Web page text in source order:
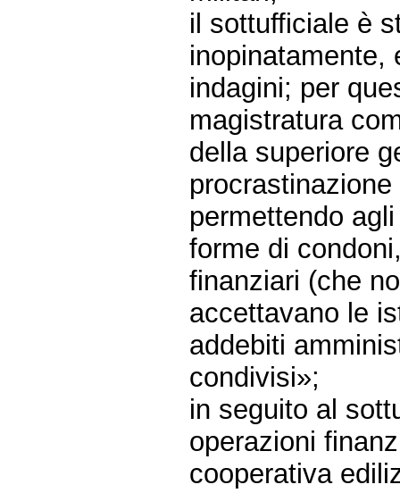
il sottufficiale è
inopinatamente,
indagini; per
magistratura
della superiore
permettendo
forme di
finanziari (che
accettavano le
addebiti
condivisi»;
in seguito al
operazioni
cooperativa